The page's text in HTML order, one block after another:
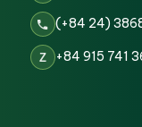
(+84 24)
Z +84 915 741